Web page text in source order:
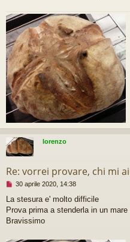
o
d
a
l
e
g
g
e
r
e
lorenzo
Re: vorrei provare, chi mi
M
s
s
a
30 aprile 2020, 14:38
La stesura e' molto difficile
Prova prima a stenderla in un
Bravissimo